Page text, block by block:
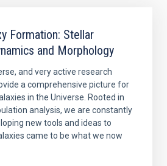
Formation: Stellar
and Morphology
and very active research
a comprehensive picture for
in the Universe. Rooted in
analysis, we are constantly
new tools and ideas to
came to be what we now